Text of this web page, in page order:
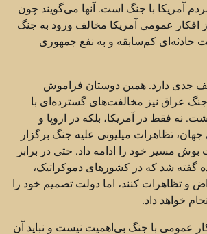
آمریکا با جنگ است. آنها می‌گویند چون
افکار عمومی آمریکا مخالف ورود به جنگ
کم‌سابقه و به نفع جمهوری
جدی دارد. همین دوستان فراموش
عراق نیز مخالفت‌های گسترده‌ای با
نه فقط در آمریکا، بلکه در اروپا و
تظاهرات میلیونی علیه جنگ برگزار
بوش مسیر خود را ادامه داد. حتی در برابر
گفته شد که در کشورهای دموکراتیک،
و تظاهرات کنند، اما دولت تصمیم خود را
خواهد داد.
عمومی با جنگ بی‌اهمیت نیست و نباید آن